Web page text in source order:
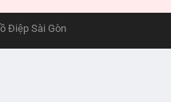
Điệp Sài Gòn